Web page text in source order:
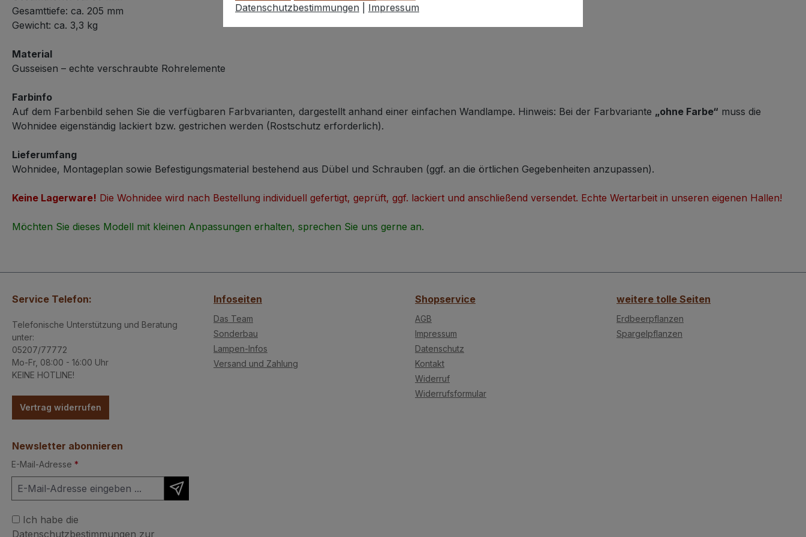
Gesamttiefe: ca. 205 mm
Gewicht: ca. 3,3 kg
Material
Gusseisen – echte verschraubte Rohrelemente
Farbinfo
Auf dem Farbenbild sehen Sie die verfügbaren Farbvarianten, dargestellt anhand einer einfachen Wandlampe. Hinweis: Bei der Farbvariante „ohne Farbe“ muss die
Wohnidee eigenständig lackiert bzw. gestrichen werden (Rostschutz erforderlich).
Lieferumfang
Wohnidee, Montageplan sowie Befestigungsmaterial bestehend aus Dübel und Schrauben (ggf. an die örtlichen Gegebenheiten anzupassen).
Keine Lagerware! Die Wohnidee wird nach Bestellung individuell gefertigt, geprüft, ggf. lackiert und anschließend versendet. Echte Wertarbeit in unseren eigenen Hallen!
Möchten Sie dieses Modell mit kleinen Anpassungen erhalten, sprechen Sie uns gerne an.
Service Telefon:
Telefonische Unterstützung und Beratung
unter:
05207/77772
Mo-Fr, 08:00 - 16:00 Uhr
KEINE HOTLINE!
Vertrag widerrufen
Infoseiten
Das Team
Sonderbau
Lampen-Infos
Versand und Zahlung
Shopservice
AGB
Impressum
Datenschutz
Kontakt
Widerruf
Widerrufsformular
weitere tolle Seiten
Erdbeerpflanzen
Spargelpflanzen
Newsletter abonnieren
E-Mail-Adresse *
Ich habe die
Datenschutzbestimmungen zur
Datenschutzbestimmungen Impressum